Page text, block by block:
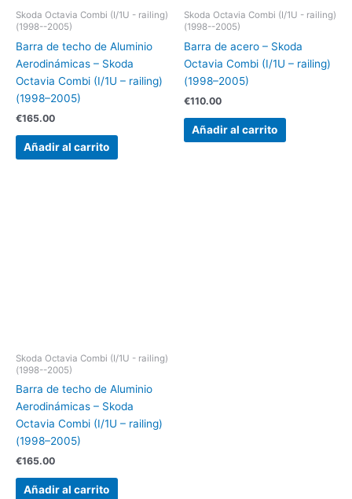
Skoda Octavia Combi (I/1U - railing)
(1998--2005)
Barra de techo de Aluminio
Aerodinámicas – Skoda
Octavia Combi (I/1U – railing)
(1998–2005)
€165.00
Añadir al carrito
Skoda Octavia Combi (I/1U - railing)
(1998--2005)
Barra de acero – Skoda
Octavia Combi (I/1U – railing)
(1998–2005)
€110.00
Añadir al carrito
Skoda Octavia Combi (I/1U - railing)
(1998--2005)
Barra de techo de Aluminio
Aerodinámicas – Skoda
Octavia Combi (I/1U – railing)
(1998–2005)
€165.00
Añadir al carrito